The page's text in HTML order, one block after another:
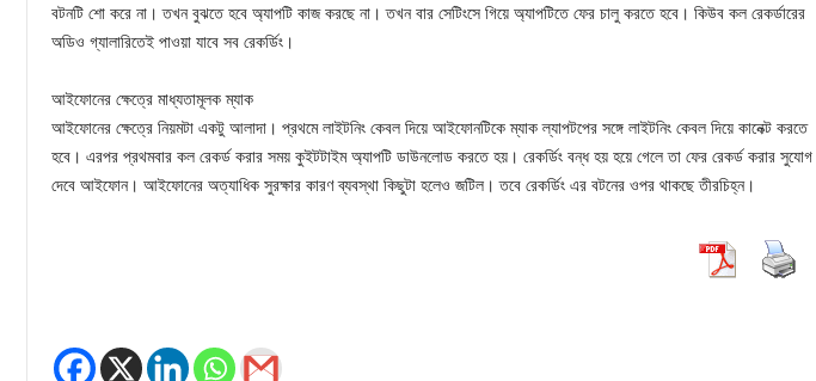
বটনটি শো করে না। তখন বুঝতে হবে অ্যাপটি কাজ করছে না। তখন বার সেটিংসে গিয়ে অ্যাপটিতে ফের চালু করতে হবে। কিউব কল রেকর্ডারের
অডিও গ্যালারিতেই পাওয়া যাবে সব রেকর্ডিং।
আইফোনের ক্ষেত্রে মাধ্যতামূলক ম্যাক
আইফোনের ক্ষেত্রে নিয়মটা একটু আলাদা। প্রথমে লাইটনিং কেবল দিয়ে আইফোনটিকে ম্যাক ল্যাপটপের সঙ্গে লাইটনিং কেবল দিয়ে কানেক্ট করতে
হবে। এরপর প্রথমবার কল রেকর্ড করার সময় কুইটটাইম অ্যাপটি ডাউনলোড করতে হয়। রেকর্ডিং বন্ধ হয় হয়ে গেলে তা ফের রেকর্ড করার সুযোগ
দেবে আইফোন। আইফোনের অত্যাধিক সুরক্ষার কারণ ব্যবস্থা কিছুটা হলেও জটিল। তবে রেকর্ডিং এর বটনের ওপর থাকছে তীরচিহ্ন।